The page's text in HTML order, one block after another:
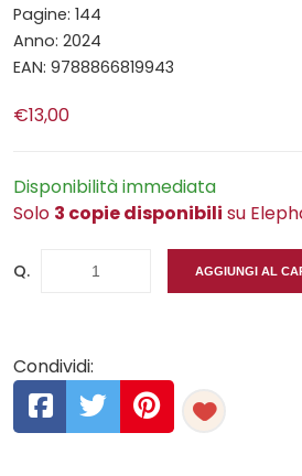
Pagine: 144
Anno: 2024
EAN: 9788866819943
€13,00
Disponibilità immediata
Solo 3 copie disponibili su
Q. AGGIUNGI AL
Condividi: